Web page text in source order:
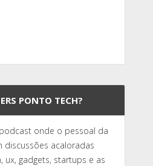
PONTO TECH?
onde o pessoal da
discussões acaloradas
ux, gadgets, startups e as